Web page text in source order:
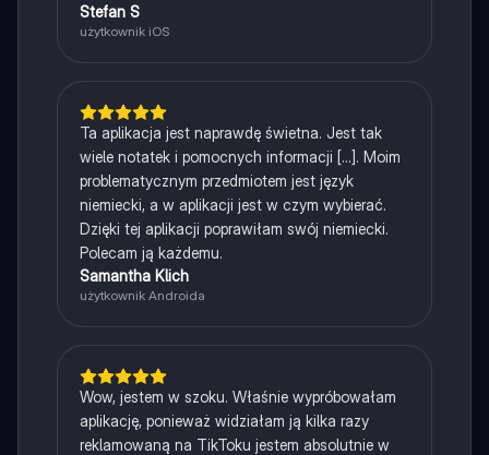
Stefan S
użytkownik iOS
Ta aplikacja jest naprawdę świetna. Jest tak
wiele notatek i pomocnych informacji [...]. Moim
problematycznym przedmiotem jest język
niemiecki, a w aplikacji jest w czym wybierać.
Dzięki tej aplikacji poprawiłam swój niemiecki.
Polecam ją każdemu.
Samantha Klich
użytkownik Androida
Wow, jestem w szoku. Właśnie wypróbowałam
aplikację, ponieważ widziałam ją kilka razy
reklamowaną na TikToku jestem absolutnie w